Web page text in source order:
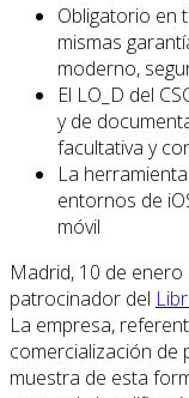
Obligatorio en
mismas
moderno,
El LO_D del
y de
facultativa y
La
entornos de
móvil
Madrid, 10 de
patrocinador del
La empresa,
comercialización de
muestra de esta